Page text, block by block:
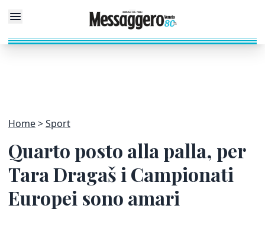
Home Sport
Quarto posto alla palla, per
Tara Dragaš i Campionati
Europei sono amari